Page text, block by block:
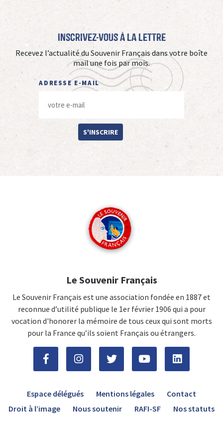
Inscrivez-vous à La Lettre
Recevez l’actualité du Souvenir Français dans votre boîte
mail une fois par mois.
ADRESSE E-MAIL
S'INSCRIRE
Le Souvenir Français
Le Souvenir Français est une association fondée en 1887 et
reconnue d’utilité publique le 1er février 1906 qui a pour
vocation d'honorer la mémoire de tous ceux qui sont morts
pour la France qu’ils soient Français ou étrangers.
Espace délégués Mentions légales
Contact
Droit à l’image
Nous soutenir RAFI-SF Nos statuts